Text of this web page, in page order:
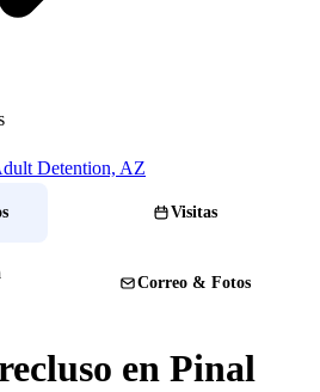
Detention, AZ
Visitas
Correo & Fotos
en Pinal